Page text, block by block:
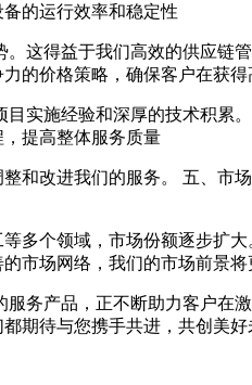
的运行效率和稳定性
这得益于我们高效的供应链
的价格策略，确保客户在获
实施经验和深厚的技术积
提高整体服务质量
和改进我们的服务。 五、
多个领域，市场份额逐步扩
市场网络，我们的市场前景将
务产品，正不断助力客户
期待与您携手共进，共创美好